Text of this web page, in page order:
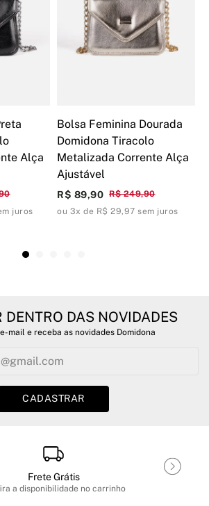
Alça
juros
Bolsa Feminina Dourada
Domidona Tiracolo
Metalizada Corrente Alça
Ajustável
R$ 249,90
R$ 89,90
ou 3x de R$ 29,97 sem juros
DENTRO DAS NOVIDADES
mail e receba as novidades Domidona
CADASTRAR
Frete Grátis
a disponibilidade no carrinho